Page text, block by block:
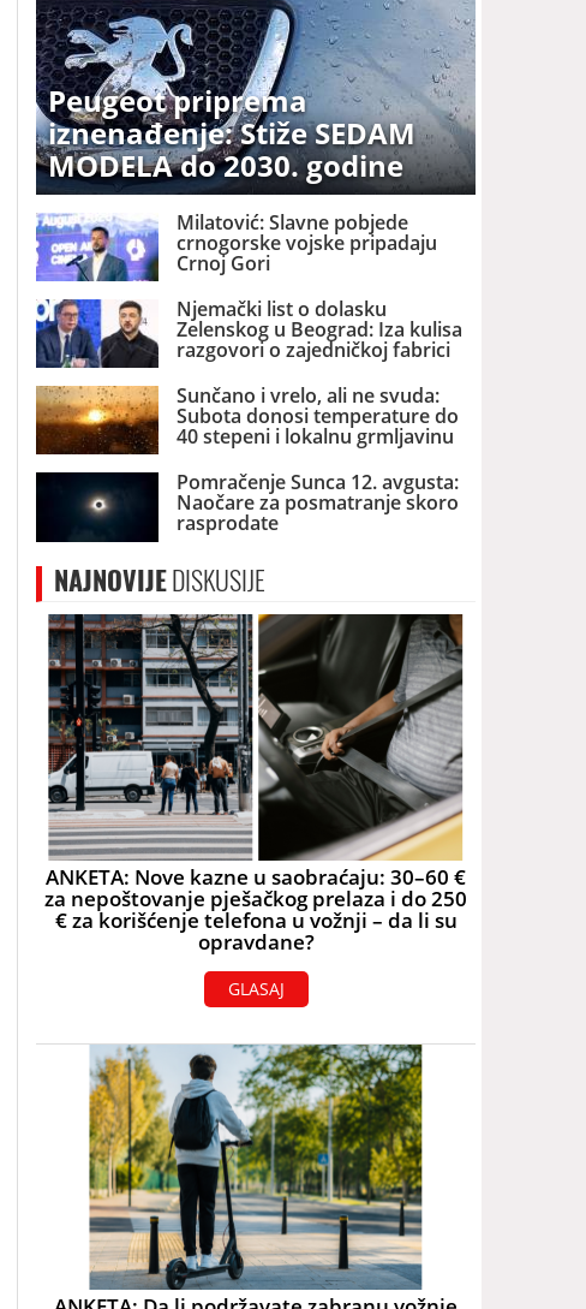
Peugeot priprema
iznenađenje: Stiže SEDAM
MODELA do 2030. godine
Milatović: Slavne pobjede
crnogorske vojske pripadaju
Crnoj Gori
Njemački list o dolasku
Zelenskog u Beograd: Iza kulisa
razgovori o zajedničkoj fabrici
dronova u Srbiji
Sunčano i vrelo, ali ne svuda:
Subota donosi temperature do
40 stepeni i lokalnu grmljavinu
Pomračenje Sunca 12. avgusta:
Naočare za posmatranje skoro
rasprodate
NAJNOVIJEDISKUSIJE
ANKETA: Nove kazne u saobraćaju: 30–60 €
za nepoštovanje pješačkog prelaza i do 250
€ za korišćenje telefona u vožnji – da li su
opravdane?
GLASAJ